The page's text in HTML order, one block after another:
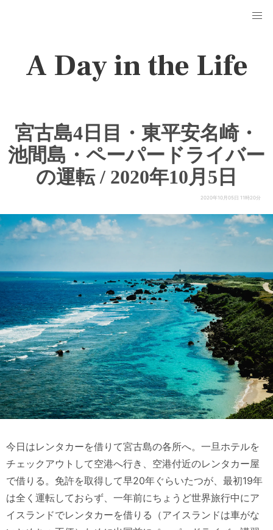
A Day in the Life
宮古島4日目・東平安名崎・
池間島・ペーパードライバー
の運転 / 2020年10月5日
2020年10月05日 11時20分
今日はレンタカーを借りて宮古島の各所へ。一旦ホテルを
チェックアウトして空港へ行き、空港付近のレンタカー屋
で借りる。免許を取得して早20年ぐらいたつが、最初19年
は全く運転しておらず、一年前にちょうど世界旅行中にア
イスランドでレンタカーを借りる（アイスランドは車がな